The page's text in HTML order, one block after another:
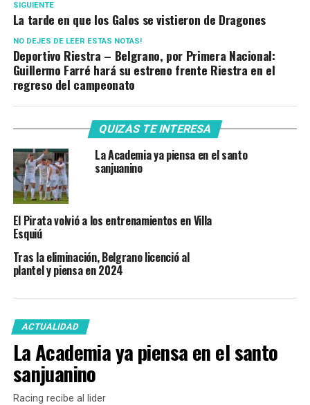
SIGUIENTE
La tarde en que los Galos se vistieron de Dragones
NO DEJES DE LEER ESTAS NOTAS!
Deportivo Riestra – Belgrano, por Primera Nacional:
Guillermo Farré hará su estreno frente Riestra en el
regreso del campeonato
QUIZAS TE INTERESA
La Academia ya piensa en el santo
sanjuanino
El Pirata volvió a los entrenamientos en Villa
Esquiú
Tras la eliminación, Belgrano licenció al
plantel y piensa en 2024
ACTUALIDAD
La Academia ya piensa en el santo
sanjuanino
Racing recibe al lider